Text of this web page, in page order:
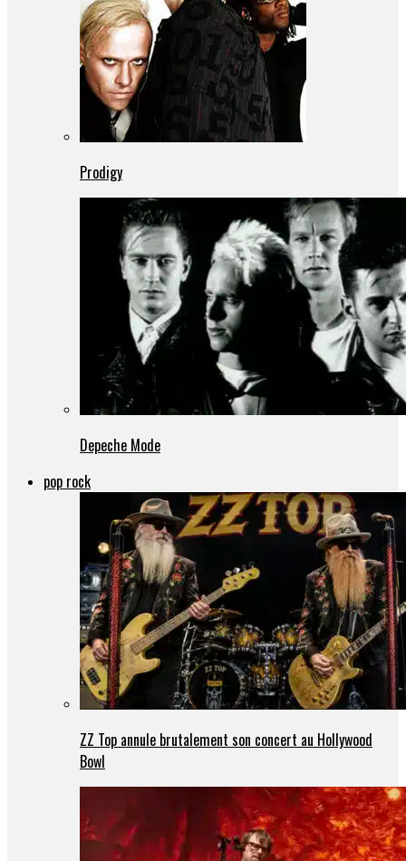
Prodigy
Depeche Mode
pop rock
ZZ Top annule brutalement son concert au Hollywood
Bowl